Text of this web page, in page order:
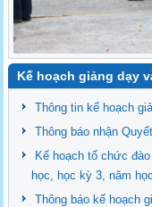
Kế hoạch giảng dạy
Thông tin kế hoạch
Thông báo nhận
Kế hoạch tổ chức
học, học kỳ 3, năm
Thông báo kế hoạch